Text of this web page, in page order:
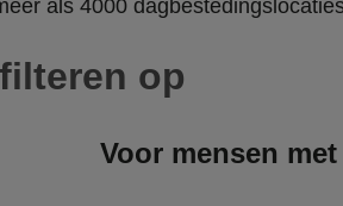
als 4000
op
Voor mensen met